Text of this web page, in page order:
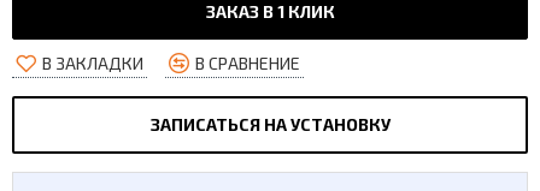
ЗАКАЗ В 1 КЛИК
В ЗАКЛАДКИ В СРАВНЕНИЕ
ЗАПИСАТЬСЯ НА УСТАНОВКУ